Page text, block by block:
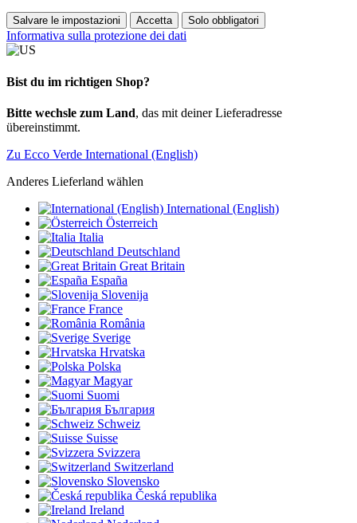
Salvare le impostazioni Accetta Solo obbligatori
Informativa sulla protezione dei dati
Bist du im richtigen Shop?
Bitte wechsle zum Land, das mit deiner Lieferadresse
übereinstimmt.
Zu Ecco Verde International (English)
Anderes Lieferland wählen
International (English)
Österreich
Italia
Deutschland
Great Britain
España
Slovenija
France
România
Sverige
Hrvatska
Polska
Magyar
Suomi
България
Schweiz
Suisse
Svizzera
Switzerland
Slovensko
Česká republika
Ireland